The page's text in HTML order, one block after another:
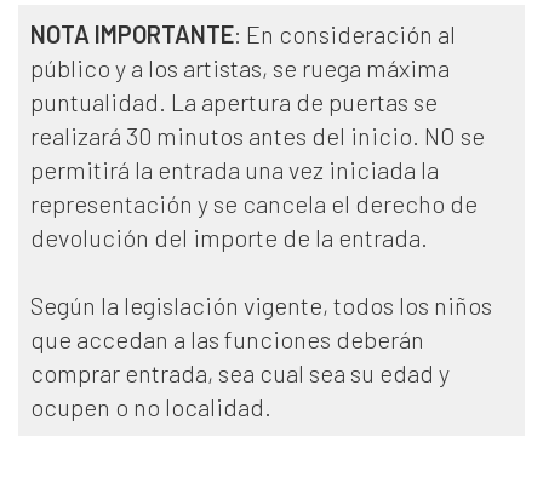
NOTA IMPORTANTE: En consideración al
público y a los artistas, se ruega máxima
puntualidad. La apertura de puertas se
realizará 30 minutos antes del inicio. NO se
permitirá la entrada una vez iniciada la
representación y se cancela el derecho de
devolución del importe de la entrada.
Según la legislación vigente, todos los niños
que accedan a las funciones deberán
comprar entrada, sea cual sea su edad y
ocupen o no localidad.